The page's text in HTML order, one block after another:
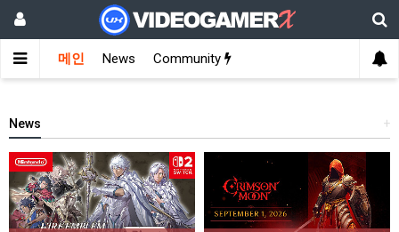
메인 News Community
+
News